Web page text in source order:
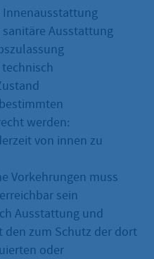
Innenausstattung
Ausstattung
werden:
von innen zu
Vorkehrungen muss
sein
Ausstattung und
den zum Schutz der dort
oder